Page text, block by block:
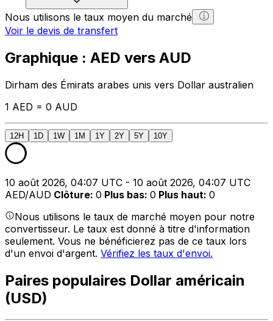
Nous utilisons le taux moyen du marché
Voir le devis de transfert
Graphique : AED vers AUD
Dirham des Émirats arabes unis vers Dollar australien
1 AED = 0 AUD
12H 1D 1W 1M 1Y 2Y 5Y 10Y
10 août 2026, 04:07 UTC - 10 août 2026, 04:07 UTC
AED/AUD Clôture: 0 Plus bas: 0 Plus haut: 0
Nous utilisons le taux de marché moyen pour notre
convertisseur. Le taux est donné à titre d'information
seulement. Vous ne bénéficierez pas de ce taux lors
d'un envoi d'argent. Vérifiez les taux d'envoi.
Paires populaires Dollar américain
(USD)